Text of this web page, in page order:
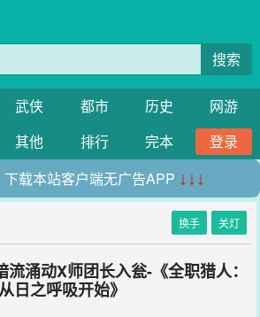
搜索
武侠 都市 历史
网游
其他 排行 完本
登录
载本站客户端无广告APP ↓↓↓
换手 关灯
涌动X师团长入瓮-《全职猎人：
日之呼吸开始》